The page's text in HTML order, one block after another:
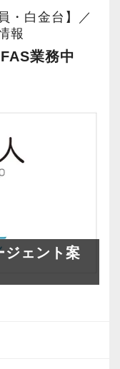
・白金台】／
報
業務中
ジェント案